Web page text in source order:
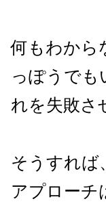
何もわから
っぽうでも
れを失敗さ
そうすれば
アプローチ